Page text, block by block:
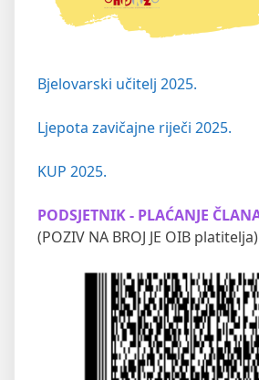
Bjelovarski učitelj 2025.
Ljepota zavičajne riječi 2025.
KUP 2025.
PODSJETNIK - PLAĆANJE
(POZIV NA BROJ JE OIB platitelja)